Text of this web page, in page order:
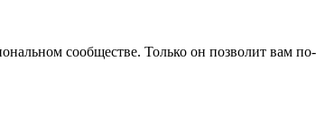
сообществе. Только он позволит вам по-